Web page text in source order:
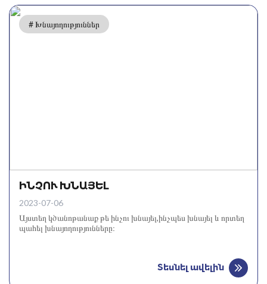
# Խնայողություններ
ԻՆՉՈՒ ԽՆԱՅԵԼ
2023-07-06
Այստեղ կծանոթանաք թե ինչու խնայել,ինչպես խնայել և որտեղ
պահել խնայողությունները։
Տեսնել ավելին